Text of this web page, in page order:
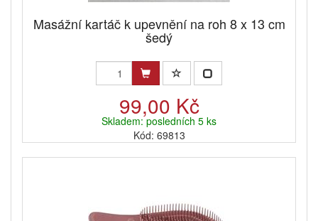
Masážní kartáč k upevnění na roh 8 x 13 cm
šedý
99,00 Kč
Skladem: posledních 5 ks
Kód: 69813